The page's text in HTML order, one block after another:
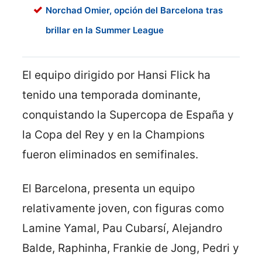
Norchad Omier, opción del Barcelona tras
brillar en la Summer League
El equipo dirigido por Hansi Flick ha
tenido una temporada dominante,
conquistando la Supercopa de España y
la Copa del Rey y en la Champions
fueron eliminados en semifinales.
El Barcelona, presenta un equipo
relativamente joven, con figuras como
Lamine Yamal, Pau Cubarsí, Alejandro
Balde, Raphinha, Frankie de Jong, Pedri y